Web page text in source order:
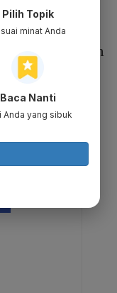
seri I atau
dan
tujuh emiten
pada
Pilih Topik
minat Anda
Baca Nanti
Anda yang sibuk